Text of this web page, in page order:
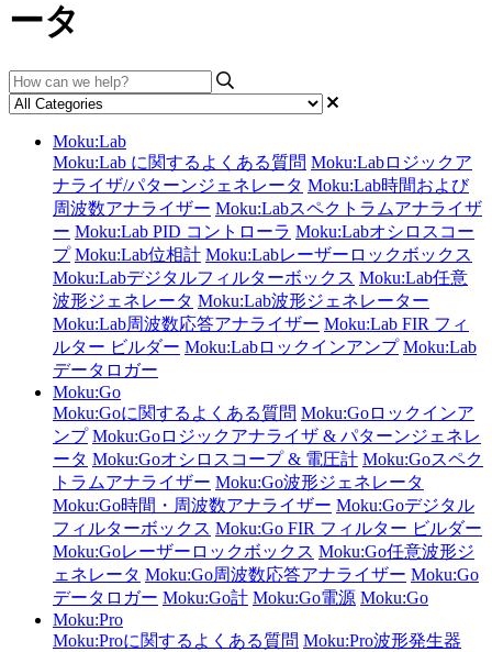
ータ
Moku:Lab
Moku:Lab に関するよくある質問 Moku:Labロジックア
ナライザ/パターンジェネレータ Moku:Lab時間および
周波数アナライザー Moku:Labスペクトラムアナライザ
ー Moku:Lab PID コントローラ Moku:Labオシロスコー
プ Moku:Lab位相計 Moku:Labレーザーロックボックス
Moku:Labデジタルフィルターボックス Moku:Lab任意
波形ジェネレータ Moku:Lab波形ジェネレーター
Moku:Lab周波数応答アナライザー Moku:Lab FIR フィ
ルター ビルダー Moku:Labロックインアンプ Moku:Lab
データロガー
Moku:Go
Moku:Goに関するよくある質問 Moku:Goロックインア
ンプ Moku:Goロジックアナライザ & パターンジェネレ
ータ Moku:Goオシロスコープ & 電圧計 Moku:Goスペク
トラムアナライザー Moku:Go波形ジェネレータ
Moku:Go時間・周波数アナライザー Moku:Goデジタル
フィルターボックス Moku:Go FIR フィルター ビルダー
Moku:Goレーザーロックボックス Moku:Go任意波形ジ
ェネレータ Moku:Go周波数応答アナライザー Moku:Go
データロガー Moku:Go計 Moku:Go電源 Moku:Go
Moku:Pro
Moku:Proに関するよくある質問 Moku:Pro波形発生器